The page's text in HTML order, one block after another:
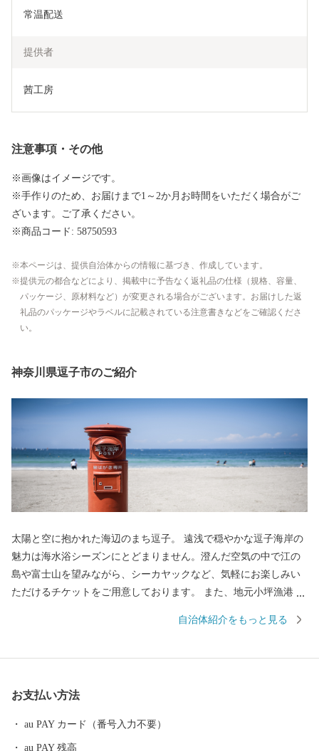
常温配送
提供者
茜工房
注意事項・その他
※画像はイメージです。
※手作りのため、お届けまで1～2か月お時間をいただく場合がご
ざいます。ご了承ください。
※商品コード: 58750593
本ページは、提供自治体からの情報に基づき、作成しています。
提供元の都合などにより、掲載中に予告なく返礼品の仕様（規格、容量、
パッケージ、原材料など）が変更される場合がございます。お届けした返
礼品のパッケージやラベルに記載されている注意書きなどをご確認くださ
い。
神奈川県逗子市のご紹介
太陽と空に抱かれた海辺のまち逗子。 遠浅で穏やかな逗子海岸の
魅力は海水浴シーズンにとどまりません。澄んだ空気の中で江の
島や富士山を望みながら、シーカヤックなど、気軽にお楽しみい
ただけるチケットをご用意しております。 また、地元小坪漁港で
ド「あかもく」の加工品など、逗子にお越しにならなくても逗子
自治体紹介をもっと見る
お支払い方法
au PAY カード（番号入力不要）
au PAY 残高